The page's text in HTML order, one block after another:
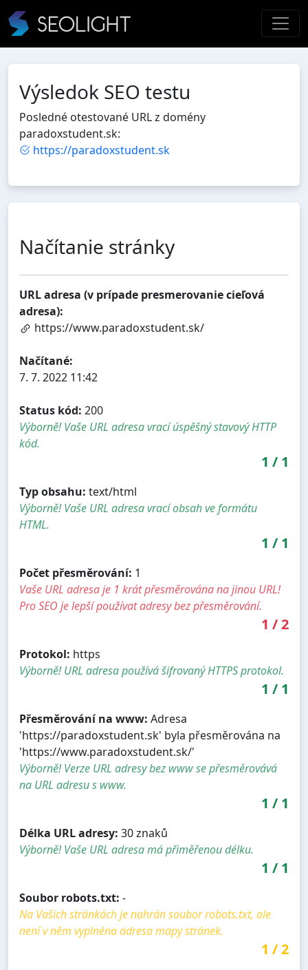
Výsledok SEO testu
Posledné otestované URL z domény
paradoxstudent.sk:
https://paradoxstudent.sk
Načítanie stránky
URL adresa (v prípade presmerovanie cieľová
adresa):
https://www.paradoxstudent.sk/
Načítané:
7. 7. 2022 11:42
Status kód: 200
Výborně! Vaše URL adresa vrací úspěšný stavový HTTP
kód.
1 / 1
Typ obsahu: text/html
Výborně! Vaše URL adresa vrací obsah ve formátu
HTML.
1 / 1
Počet přesměrování: 1
Vaše URL adresa je 1 krát přesměrována na jinou URL!
Pro SEO je lepší používat adresy bez přesměrování.
1 /2
Protokol: https
Výborně! URL adresa používá šifrovaný HTTPS protokol.
1 / 1
Přesměrování na www: Adresa
'https://paradoxstudent.sk' byla přesměrována na
'https://www.paradoxstudent.sk/'
Výborně! Verze URL adresy bez www se přesměrovává
na URL adresu s www.
1 / 1
Délka URL adresy: 30 znaků
Výborně! Vaše URL adresa má přiměřenou délku.
1 / 1
Soubor robots.txt: -
Na Vašich stránkách je nahrán soubor robots.txt, ale
není v něm vyplnéna adresa mapy stránek.
1 /2